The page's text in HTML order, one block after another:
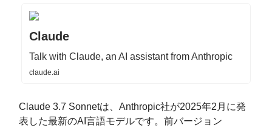
Claude
Talk with Claude, an AI assistant from Anthropic
claude.ai
Claude 3.7 Sonnetは、Anthropic社が2025年2月に発
表した最新のAI言語モデルです​。前バージョン